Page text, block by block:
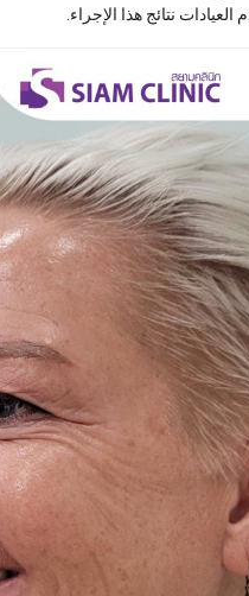
العيادات نتائج هذا الإجراء.